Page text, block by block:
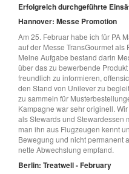
Erfolgreich durchgeführte
Hannover: Messe Promotion
Am 25. Februar habe ich für PA
auf der Messe TransGourmet
Meine Aufgabe bestand darin
über das zu bewerbende
freundlich zu informieren,
den Stand von Unilever zu
zu sammeln für
Kampagne war sehr originell.
als Stewards und Stewardessen
man ihn aus Flugzeugen kennt
Bewegung und nicht permanent
nette Abwechslung empfand.
Berlin: Treatwell - February